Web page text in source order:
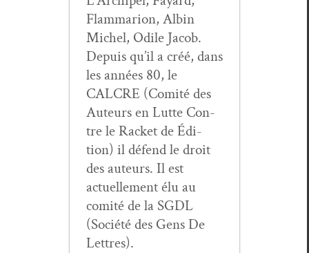
Flam­mar­i­on, Albin
Michel, Odile Jacob.
Depuis qu’il a créé, dans
les années 80, le
CALCRE (Comité des
Auteurs en Lutte Con­
tre le Rack­et de Édi­
tion) il défend le droit
des auteurs. Il est
actuelle­ment élu au
comité de la SGDL
(Société des Gens De
Lettres).